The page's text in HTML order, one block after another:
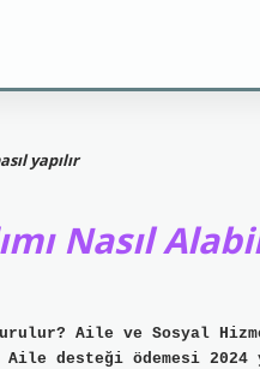
yapılır
Nasıl
Aile ve Sosyal
Aile desteği ödemesi 2024